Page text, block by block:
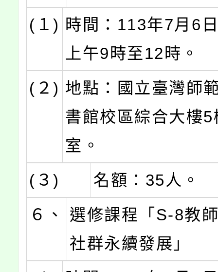
(１) 時間：113年7月6
上午9時至12時。
(２) 地點：國立臺灣師
書館校區綜合大樓
室。
(３)
名額：35人。
６、
選修課程「S-8教
社群永續發展」